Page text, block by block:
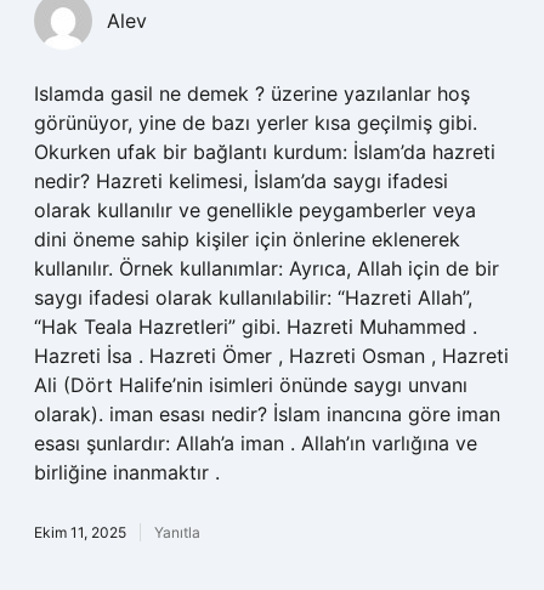
Alev
Islamda gasil ne demek ? üzerine yazılanlar hoş
görünüyor, yine de bazı yerler kısa geçilmiş gibi.
Okurken ufak bir bağlantı kurdum: İslam’da hazreti
nedir? Hazreti kelimesi, İslam’da saygı ifadesi
olarak kullanılır ve genellikle peygamberler veya
dini öneme sahip kişiler için önlerine eklenerek
kullanılır. Örnek kullanımlar: Ayrıca, Allah için de bir
saygı ifadesi olarak kullanılabilir: “Hazreti Allah”,
“Hak Teala Hazretleri” gibi. Hazreti Muhammed .
Hazreti İsa . Hazreti Ömer , Hazreti Osman , Hazreti
Ali (Dört Halife’nin isimleri önünde saygı unvanı
olarak). iman esası nedir? İslam inancına göre iman
esası şunlardır: Allah’a iman . Allah’ın varlığına ve
birliğine inanmaktır .
Ekim 11, 2025 Yanıtla